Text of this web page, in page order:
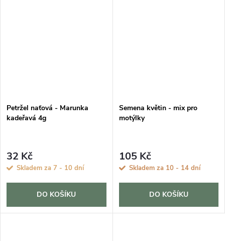
Petržel naťová - Marunka
kadeřavá 4g
32 Kč
Skladem za 7 - 10 dní
DO KOŠÍKU
Semena květin - mix pro
motýlky
105 Kč
Skladem za 10 - 14 dní
DO KOŠÍKU